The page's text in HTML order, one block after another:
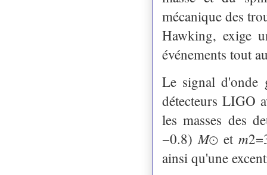
mécanique des
Hawking, exige
événements tout
Le signal d'onde
détecteurs LIGO
les masses des
−0.8⁢) 𝑀⊙ et
ainsi qu'une